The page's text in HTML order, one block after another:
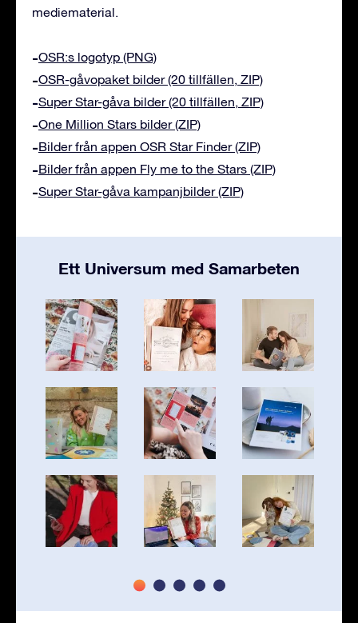
mediematerial.
OSR:s logotyp (PNG)
OSR-gåvopaket bilder (20 tillfällen, ZIP)
Super Star-gåva bilder (20 tillfällen, ZIP)
One Million Stars bilder (ZIP)
Bilder från appen OSR Star Finder (ZIP)
Bilder från appen Fly me to the Stars (ZIP)
Super Star-gåva kampanjbilder (ZIP)
Ett Universum med Samarbeten